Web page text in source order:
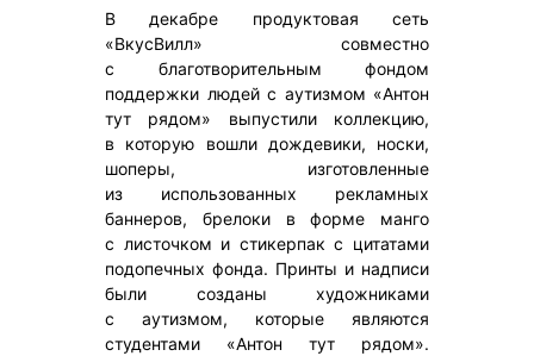
В декабре продуктовая сеть
«ВкусВилл» совместно
с благотворительным фондом
поддержки людей с аутизмом «Антон
тут рядом» выпустили коллекцию,
в которую вошли дождевики, носки,
шоперы, изготовленные
из использованных рекламных
баннеров, брелоки в форме манго
с листочком и стикерпак с цитатами
подопечных фонда. Принты и надписи
были созданы художниками
с аутизмом, которые являются
студентами «Антон тут рядом».